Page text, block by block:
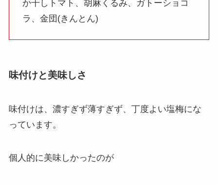
か干しトマト、胡麻くるみ、ガトーショコ
ラ、金団(きんとん)
味付けと美味しさ
味付けは、濃すぎず薄すぎず、丁度よい塩梅にな
っています。
個人的に美味しかったのが